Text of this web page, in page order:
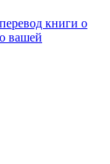
книги о
вашей